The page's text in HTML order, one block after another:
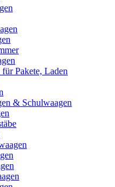
Pakete, Laden
& Schulwaagen